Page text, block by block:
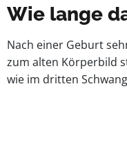
Wie lange
Nach einer Geburt
zum alten Körperbild
wie im dritten